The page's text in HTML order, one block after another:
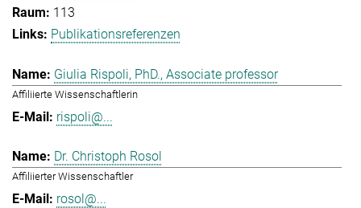
113
Publikationsreferenzen
Giulia Rispoli, PhD., Associate professor
Affiliierte Wissenschaftlerin
rispoli@...
Dr. Christoph Rosol
Affiliierter Wissenschaftler
rosol@...